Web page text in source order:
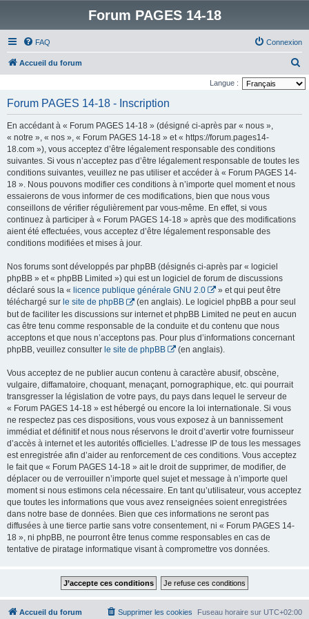
Forum PAGES 14-18
FAQ Connexion
Accueil du forum
e
Langue :
Forum PAGES 14-18 - Inscription
En accédant à « Forum PAGES 14-18 » (désigné ci-après par « nous »,
« notre », « nos », « Forum PAGES 14-18 » et « https://forum.pages14-
18.com »), vous acceptez d’être légalement responsable des conditions
suivantes. Si vous n’acceptez pas d’être légalement responsable de toutes les
conditions suivantes, veuillez ne pas utiliser et accéder à « Forum PAGES 14-
18 ». Nous pouvons modifier ces conditions à n’importe quel moment et nous
essaierons de vous informer de ces modifications, bien que nous vous
conseillons de vérifier régulièrement par vous-même. En effet, si vous
continuez à participer à « Forum PAGES 14-18 » après que des modifications
aient été effectuées, vous acceptez d’être légalement responsable des
conditions modifiées et mises à jour.
Nos forums sont développés par phpBB (désignés ci-après par « logiciel
phpBB » et « phpBB Limited ») qui est un logiciel de forum de discussions
déclaré sous la « licence publique générale GNU 2.0
» et qui peut être
téléchargé sur le site de phpBB
(en anglais). Le logiciel phpBB a pour seul
but de faciliter les discussions sur internet et phpBB Limited ne peut en aucun
cas être tenu comme responsable de la conduite et du contenu que nous
acceptons et que nous n’acceptons pas. Pour plus d’informations concernant
phpBB, veuillez consulter le site de phpBB (en anglais).
Vous acceptez de ne publier aucun contenu à caractère abusif, obscène,
vulgaire, diffamatoire, choquant, menaçant, pornographique, etc. qui pourrait
transgresser la législation de votre pays, du pays dans lequel le serveur de
« Forum PAGES 14-18 » est hébergé ou encore la loi internationale. Si vous
ne respectez pas ces dispositions, vous vous exposez à un bannissement
immédiat et définitif et nous nous réservons le droit d’avertir votre fournisseur
d’accès à internet et les autorités officielles. L’adresse IP de tous les messages
est enregistrée afin d’aider au renforcement de ces conditions. Vous acceptez
le fait que « Forum PAGES 14-18 » ait le droit de supprimer, de modifier, de
déplacer ou de verrouiller n’importe quel sujet et message à n’importe quel
moment si nous estimons cela nécessaire. En tant qu’utilisateur, vous acceptez
que toutes les informations que vous avez renseignées soient enregistrées
dans notre base de données. Bien que ces informations ne seront pas
diffusées à une tierce partie sans votre consentement, ni « Forum PAGES 14-
18 », ni phpBB, ne pourront être tenus comme responsables en cas de
tentative de piratage informatique visant à compromettre vos données.
Accueil du forum Fuseau horaire sur UTC+02:00
Supprimer les cookies